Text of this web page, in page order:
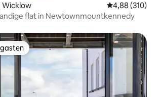
Gemiddelde
4,88 (310)
flat in Newtownmountkennedy
gasten